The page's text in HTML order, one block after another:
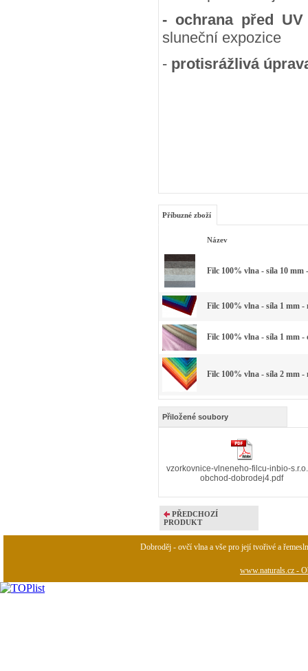
- ochrana před
sluneční expozice
- protisrážlivá
Příbuzné zboží
Název
Filc 100% vlna - síla 10 mm
Filc 100% vlna - síla 1 mm -
Filc 100% vlna - síla 1 mm
Filc 100% vlna - síla 2 mm -
Přiložené soubory
vzorkovnice-vlneneho-filcu-inbio-
obchod-dobrodej4.pdf
PŘEDCHOZÍ
PRODUKT
Dobroděj - ovčí vlna a vše pro její tvořivé a
www.naturals.cz -